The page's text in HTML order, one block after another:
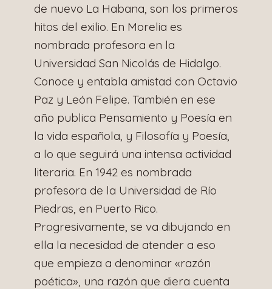
de nuevo La Habana, son los primeros
hitos del exilio. En Morelia es
nombrada profesora en la
Universidad San Nicolás de Hidalgo.
Conoce y entabla amistad con Octavio
Paz y León Felipe. También en ese
año publica Pensamiento y Poesía en
la vida española, y Filosofía y Poesía,
a lo que seguirá una intensa actividad
literaria. En 1942 es nombrada
profesora de la Universidad de Río
Piedras, en Puerto Rico.
Progresivamente, se va dibujando en
ella la necesidad de atender a eso
que empieza a denominar «razón
poética», una razón que diera cuenta